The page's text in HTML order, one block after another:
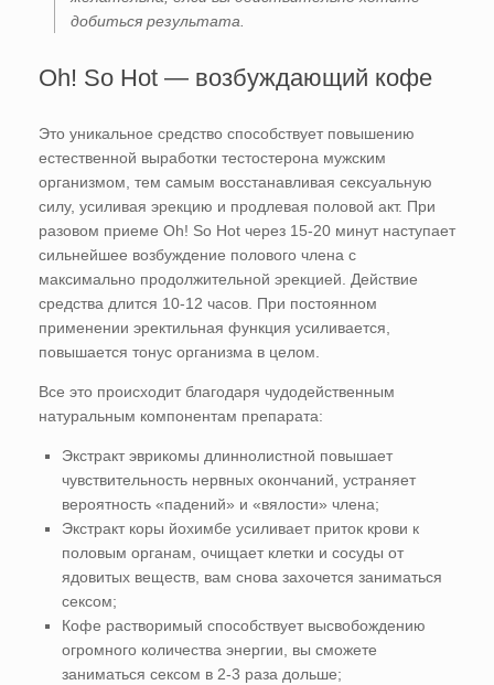
добиться результата.
Oh! So Hot — возбуждающий кофе
Это уникальное средство способствует повышению
естественной выработки тестостерона мужским
организмом, тем самым восстанавливая сексуальную
силу, усиливая эрекцию и продлевая половой акт. При
разовом приеме Oh! So Hot через 15-20 минут наступает
сильнейшее возбуждение полового члена с
максимально продолжительной эрекцией. Действие
средства длится 10-12 часов. При постоянном
применении эректильная функция усиливается,
повышается тонус организма в целом.
Все это происходит благодаря чудодейственным
натуральным компонентам препарата:
Экстракт эврикомы длиннолистной повышает
чувствительность нервных окончаний, устраняет
вероятность «падений» и «вялости» члена;
Экстракт коры йохимбе усиливает приток крови к
половым органам, очищает клетки и сосуды от
ядовитых веществ, вам снова захочется заниматься
сексом;
Кофе растворимый способствует высвобождению
огромного количества энергии, вы сможете
заниматься сексом в 2-3 раза дольше;